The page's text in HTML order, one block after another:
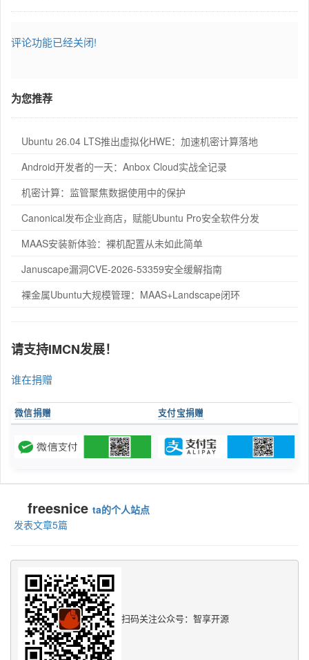
评论功能已经关闭!
为您推荐
Ubuntu 26.04 LTS推出虚拟化HWE：加速机密计算落地
Android开发者的一天：Anbox Cloud实战全记录
机密计算：监管聚焦数据使用中的保护
Canonical发布企业商店，赋能Ubuntu Pro安全软件分发
MAAS安装新体验：裸机配置从未如此简单
Januscape漏洞CVE-2026-53359安全缓解指南
裸金属Ubuntu大规模管理：MAAS+Landscape闭环
请支持IMCN发展！
谁在捐赠
微信捐赠 支付宝捐赠
freesnice ta的个人站点
发表文章5篇
扫码关注公众号：智享开源